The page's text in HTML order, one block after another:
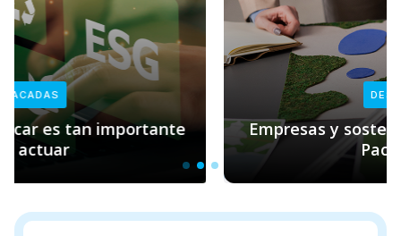
DESTACADAS
Empresas y sostenibilidad: el rol clave de
Pacto Global